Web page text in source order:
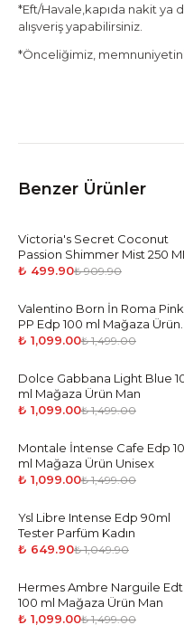
*Eft/Havale,kapıda nakit ya
alışveriş yapabilirsiniz.
*Önceliğimiz,
Benzer Ürünler
-45%
Victoria's Secret Coconut
Passion Shimmer Mist 250
Vücut Spreyi
₺ 499.90₺ 909.90
-27%
Valentino Born İn Roma Pink
PP Edp 100 ml Mağaza Ürün
Woman
₺ 1,099.00₺ 1,499.00
-27%
Dolce Gabbana Light Blue
ml Mağaza Ürün Man
₺ 1,099.00₺ 1,499.00
-27%
Montale İntense Cafe Edp
ml Mağaza Ürün Unisex
₺ 1,099.00₺ 1,499.00
38%
Ysl Libre Intense Edp 90ml
Tester Parfüm Kadın
₺ 649.90₺ 1,049.90
-27%
Hermes Ambre Narguile Edt
100 ml Mağaza Ürün Man
₺ 1,099.00₺ 1,499.00